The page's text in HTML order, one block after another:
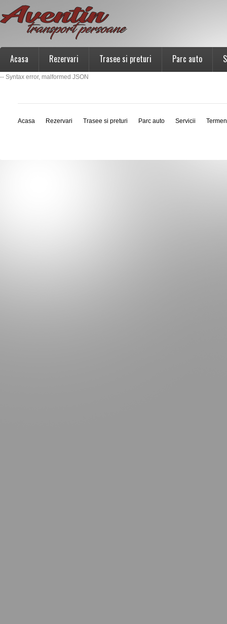
Acasa Rezervari Trasee si preturi Parc auto
-- Syntax error, malformed JSON
Acasa Rezervari Trasee si preturi Parc auto Servicii